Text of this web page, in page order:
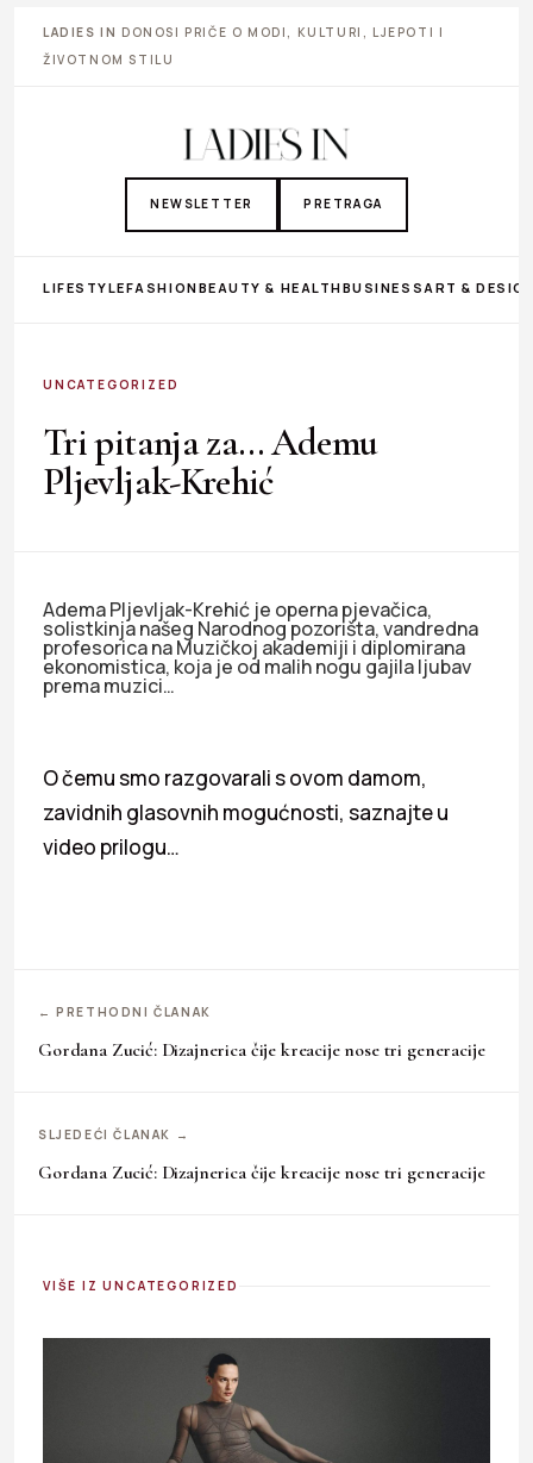
LADIES IN DONOSI PRIČE O MODI, KULTURI, LJEPOTI I
ŽIVOTNOM STILU
NEWSLETTER PRETRAGA
LIFESTYLEFASHIONBEAUTY & HEALTHBUSINESS ART &
UNCATEGORIZED
Tri pitanja za… Ademu
Pljevljak-Krehić
Adema Pljevljak-Krehić je operna pjevačica,
solistkinja našeg Narodnog pozorišta, vandredna
profesorica na Muzičkoj akademiji i diplomirana
ekonomistica, koja je od malih nogu gajila ljubav
prema muzici…
O čemu smo razgovarali s ovom damom,
zavidnih glasovnih mogućnosti, saznajte u
video prilogu…
← PRETHODNI ČLANAK
Gordana Zucić: Dizajnerica čije kreacije nose tri generacije
SLJEDEĆI ČLANAK →
Gordana Zucić: Dizajnerica čije kreacije nose tri generacije
VIŠE IZ UNCATEGORIZED